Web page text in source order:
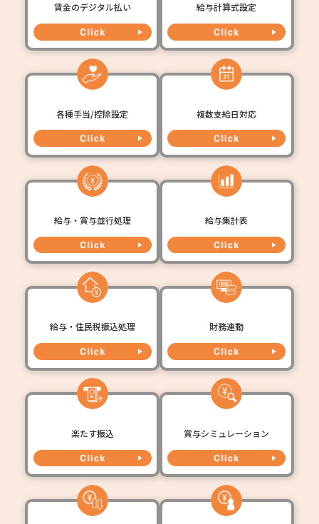
賃金のデジタル払い 給与計算式設定
各種手当/控除設定 複数支給日対応
給与・賞与並行処理 給与集計表
給与・住民税振込処理 財務連動
楽たす振込 賞与シミュレーション